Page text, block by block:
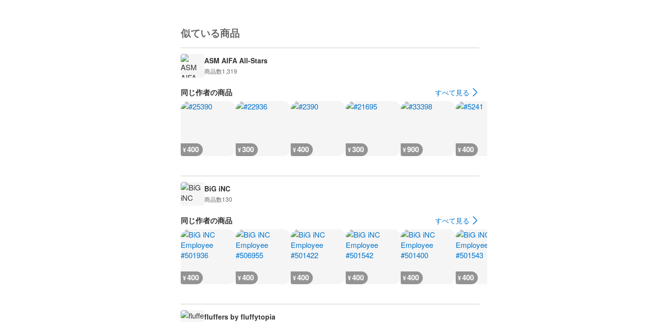
似ている商品
ASM AIFA All-Stars
商品数1,319
同じ作者の商品 すべて見る
¥400 ¥300 ¥400 ¥300 ¥900 ¥400
BiG iNC
商品数130
同じ作者の商品 すべて見る
¥400 ¥400 ¥400 ¥400 ¥400 ¥400
fluffers by fluffytopia